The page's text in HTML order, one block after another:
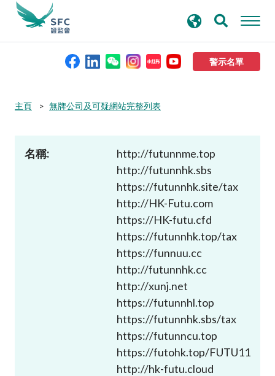
警示名單
本會簡介
尋
主頁 無牌公司及可疑網站完整列表
名稱:
http://futunnme.top
http://futunnhk.sbs
https://futunnhk.site/tax
http://HK-Futu.com
https://HK-futu.cfd
https://futunnhk.top/tax
https://funnuu.cc
http://futunnhk.cc
http://xunj.net
https://futunnhl.top
https://futunnhk.sbs/tax
https://futunncu.top
https://futohk.top/FUTU11
http://hk-futu.cloud